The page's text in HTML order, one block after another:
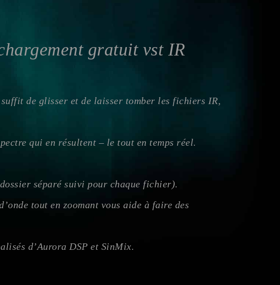
gratuit vst IR
de glisser et de laisser tomber les fichiers IR,
qui en résultent – le tout en temps réel.
séparé suivi pour chaque fichier).
tout en zoomant vous aide à faire des
d’Aurora DSP et SinMix.